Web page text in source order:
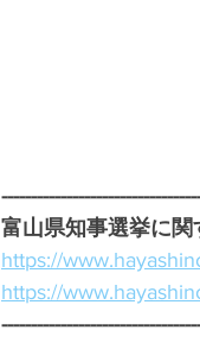
富山県知事選挙に関
https://
https://